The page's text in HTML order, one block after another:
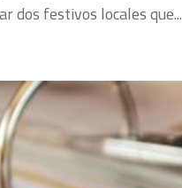
dos festivos locales que...